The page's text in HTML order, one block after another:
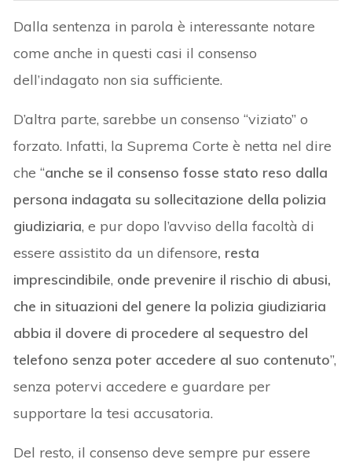
Dalla sentenza in parola è interessante notare
come anche in questi casi il consenso
dell’indagato non sia sufficiente.
D’altra parte, sarebbe un consenso “viziato” o
forzato. Infatti, la Suprema Corte è netta nel dire
che “anche se il consenso fosse stato reso dalla
persona indagata su sollecitazione della polizia
giudiziaria, e pur dopo l’avviso della facoltà di
essere assistito da un difensore, resta
imprescindibile, onde prevenire il rischio di abusi,
che in situazioni del genere la polizia giudiziaria
abbia il dovere di procedere al sequestro del
telefono senza poter accedere al suo contenuto”,
senza potervi accedere e guardare per
supportare la tesi accusatoria.
Del resto, il consenso deve sempre pur essere